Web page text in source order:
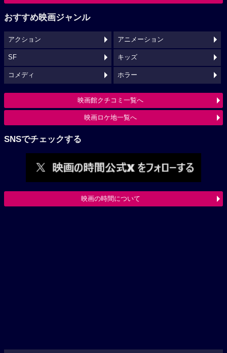
おすすめ映画ジャンル
アクション アニメーション
SF キッズ
コメディ ホラー
映画館クチコミ一覧へ
映画ロケ地一覧へ
SNSでチェックする
映画の時間について